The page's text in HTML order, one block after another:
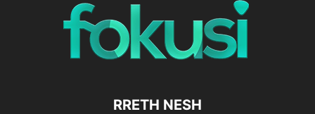
RRETH NESH